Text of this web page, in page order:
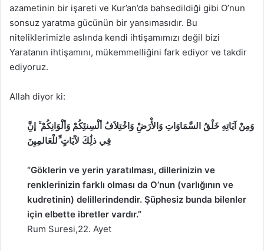
azametinin bir işareti ve Kur’an’da bahsedildiği gibi O’nun
sonsuz yaratma gücünün bir yansımasıdır. Bu
niteliklerimizle aslında kendi ihtişamımızı değil bizi
Yaratanın ihtişamını, mükemmelliğini fark ediyor ve takdir
ediyoruz.
Allah diyor ki:
وَمِنْ آيَاتِهِ خَلْقُ السَّمَاوَاتِ وَالأْرَضِْ وَاخْتِلاَفُ ألَْسِنتَِكُمْ وَألَْوَانِكُمْ ۚ إنَِّ
فِي ذلَِٰكَ لآَيَاتٍ ِّللْعَالمِيِنَ
“Göklerin ve yerin yaratılması, dillerinizin ve
renklerinizin farklı olması da O’nun (varlığının ve
kudretinin) delillerindendir. Şüphesiz bunda bilenler
için elbette ibretler vardır.”
Rum Suresi,22. Ayet